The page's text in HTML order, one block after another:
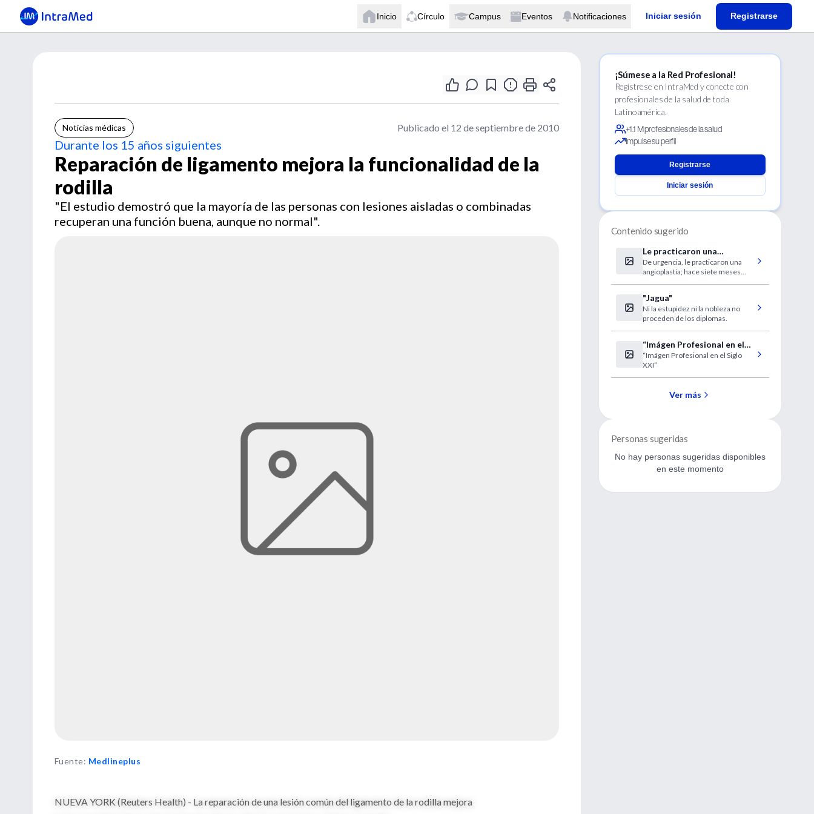
Inicio Círculo Campus Eventos Notificaciones Iniciar sesión Registrarse
Noticias médicas Publicado el 12 de septiembre de 2010
Durante los 15 años siguientes
Reparación de ligamento mejora la funcionalidad de la
rodilla
"El estudio demostró que la mayoría de las personas con lesiones aisladas o combinadas
recuperan una función buena, aunque no normal".
Fuente: Medlineplus
NUEVA YORK (Reuters Health) - La reparación de una lesión común del ligamento de la rodilla mejora
¡Súmese a la Red Profesional!
Regístrese en IntraMed y conecte con
profesionales de la salud de toda
Latinoamérica.
+1.1 M profesionales de la salud
Impulse su perfil
Registrarse
Iniciar sesión
Contenido sugerido
Le practicaron una
angioplastia a Néstor
Kirchner
De urgencia, le practicaron una
angioplastia; hace siete meses
"Jagua"
Ni la estupidez ni la nobleza no
proceden de los diplomas.
“Imágen Profesional en el
Siglo XXI”
“Imágen Profesional en el Siglo
XXI”
Ver más
Personas sugeridas
No hay personas sugeridas disponibles
en este momento